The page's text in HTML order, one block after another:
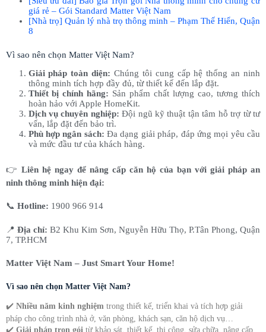
giá rẻ – Gói Standard Matter Việt Nam
[Nhà trọ] Quản lý nhà trọ thông minh – Phạm Thế Hiển, Quận
8
Vì sao nên chọn Matter Việt Nam?
Giải pháp toàn diện: Chúng tôi cung cấp hệ thống an ninh
thông minh tích hợp đầy đủ, từ thiết kế đến lắp đặt.
Thiết bị chính hãng: Sản phẩm chất lượng cao, tương thích
hoàn hảo với Apple HomeKit.
Dịch vụ chuyên nghiệp: Đội ngũ kỹ thuật tận tâm hỗ trợ từ tư
vấn, lắp đặt đến bảo trì.
Phù hợp ngân sách: Đa dạng giải pháp, đáp ứng mọi yêu cầu
và mức đầu tư của khách hàng.
👉 Liên hệ ngay để nâng cấp căn hộ của bạn với giải pháp an
ninh thông minh hiện đại:
📞 Hotline: 1900 966 914
📍 Địa chỉ: B2 Khu Kim Sơn, Nguyễn Hữu Thọ, P.Tân Phong, Quận
7, TP.HCM
Matter Việt Nam – Just Smart Your Home!
Vì sao nên chọn Matter Việt Nam?
✔️ Nhiều năm kinh nghiệm trong thiết kế, triển khai và tích hợp giải
pháp cho công trình nhà ở, văn phòng, khách sạn, căn hộ dịch vụ…
✔️ Giải pháp trọn gói từ khảo sát, thiết kế, thi công, sửa chữa, nâng cấp